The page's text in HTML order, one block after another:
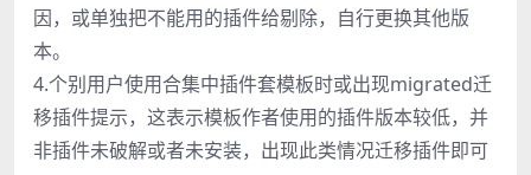
因，或单独把不能用的插件给剔除，自行更换其他版
本。
4.个别用户使用合集中插件套模板时或出现migrated迁
移插件提示，这表示模板作者使用的插件版本较低，并
非插件未破解或者未安装，出现此类情况迁移插件即可